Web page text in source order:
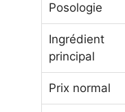
Posologie
Ingrédient
principal
Prix normal